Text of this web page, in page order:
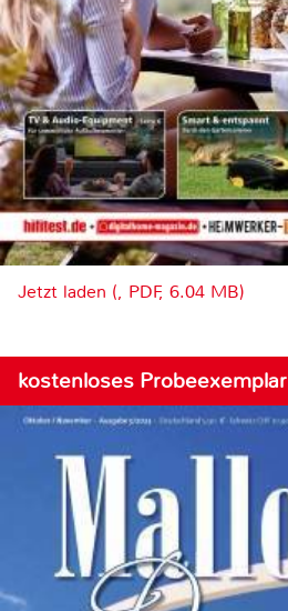
Jetzt laden (, PDF, 6.04 MB)
kostenloses Probeexemplar